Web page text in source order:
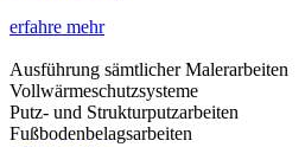
erfahre mehr
Ausführung sämtlicher Malerarbeiten
Vollwärmeschutzsysteme
Putz- und Strukturputzarbeiten
Fußbodenbelagsarbeiten